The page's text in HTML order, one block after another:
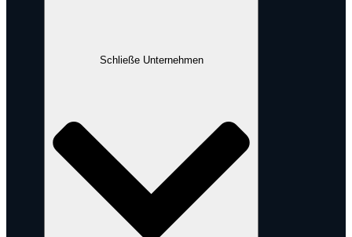
Schließe Unternehmen